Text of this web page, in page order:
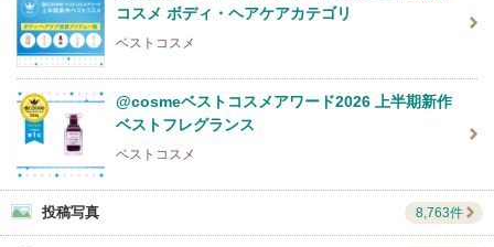
コスメ ボディ・ヘアケアカテゴリ
ベストコスメ
@cosmeベストコスメアワード2026 上半期新作
ベストフレグランス
ベストコスメ
投稿写真 8,763件